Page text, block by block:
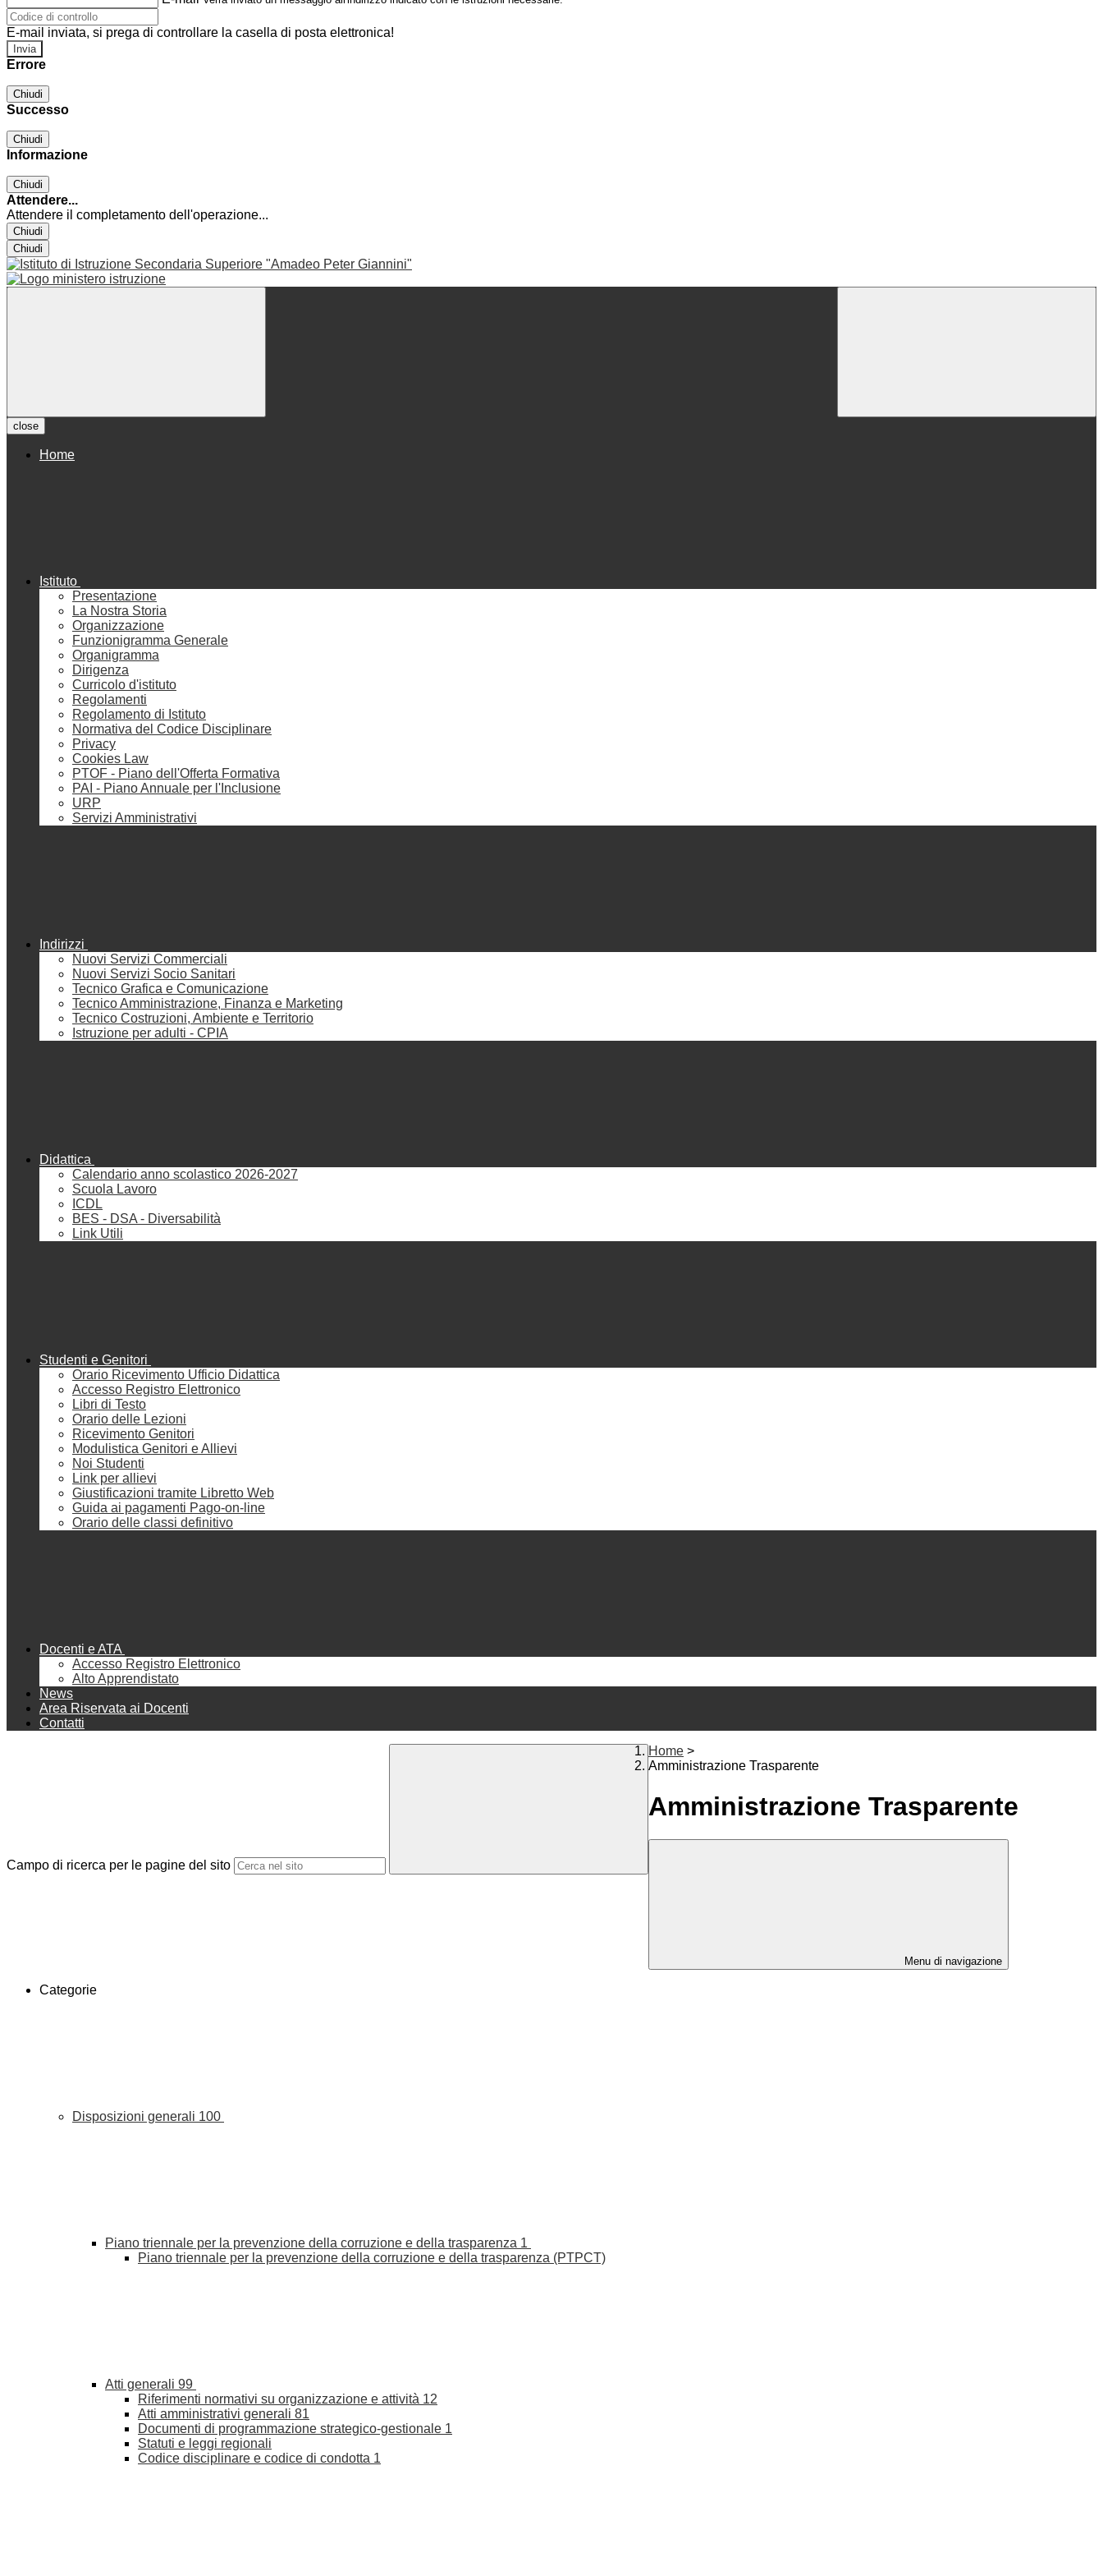
E-mail inviata, si prega di controllare la casella di posta elettronica!
Errore
Chiudi
Successo
Chiudi
Informazione
Chiudi
Attendere...
Attendere il completamento dell'operazione...
Chiudi
Chiudi
close
Home
Istituto
Presentazione
La Nostra Storia
Organizzazione
Funzionigramma Generale
Organigramma
Dirigenza
Curricolo d'istituto
Regolamenti
Regolamento di Istituto
Normativa del Codice Disciplinare
Privacy
Cookies Law
PTOF - Piano dell'Offerta Formativa
PAI - Piano Annuale per l'Inclusione
URP
Servizi Amministrativi
Indirizzi
Nuovi Servizi Commerciali
Nuovi Servizi Socio Sanitari
Tecnico Grafica e Comunicazione
Tecnico Amministrazione, Finanza e Marketing
Tecnico Costruzioni, Ambiente e Territorio
Istruzione per adulti - CPIA
Didattica
Calendario anno scolastico 2026-2027
Scuola Lavoro
ICDL
BES - DSA - Diversabilità
Link Utili
Studenti e Genitori
Orario Ricevimento Ufficio Didattica
Accesso Registro Elettronico
Libri di Testo
Orario delle Lezioni
Ricevimento Genitori
Modulistica Genitori e Allievi
Noi Studenti
Link per allievi
Giustificazioni tramite Libretto Web
Guida ai pagamenti Pago-on-line
Orario delle classi definitivo
Docenti e ATA
Accesso Registro Elettronico
Alto Apprendistato
News
Area Riservata ai Docenti
Contatti
Campo di ricerca per le pagine del sito
Home >
Amministrazione Trasparente
Amministrazione Trasparente
Menu di navigazione
Categorie
Disposizioni generali 100
Piano triennale per la prevenzione della corruzione e della trasparenza 1
Piano triennale per la prevenzione della corruzione e della trasparenza (PTPCT)
Atti generali 99
Riferimenti normativi su organizzazione e attività 12
Atti amministrativi generali 81
Documenti di programmazione strategico-gestionale 1
Statuti e leggi regionali
Codice disciplinare e codice di condotta 1